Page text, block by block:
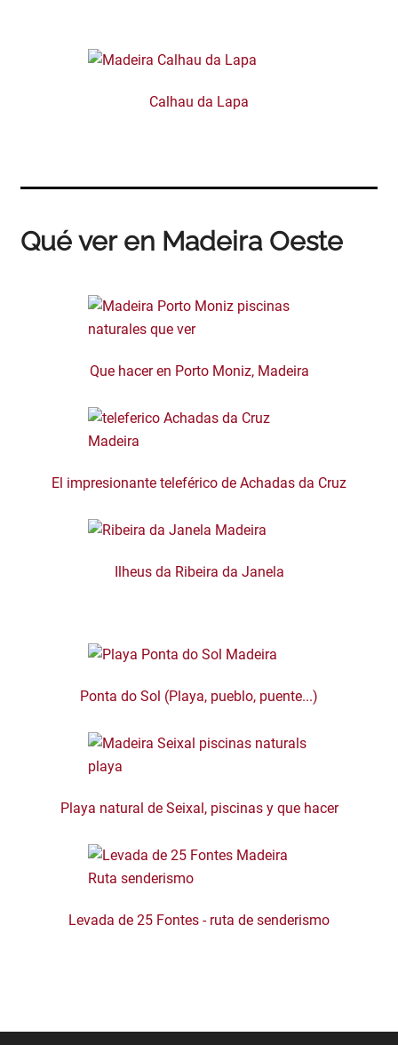
Calhau da Lapa
Qué ver en Madeira Oeste
Que hacer en Porto Moniz, Madeira
El impresionante teleférico de Achadas da Cruz
Ilheus da Ribeira da Janela
Ponta do Sol (Playa, pueblo, puente...)
Playa natural de Seixal, piscinas y que hacer
Levada de 25 Fontes - ruta de senderismo